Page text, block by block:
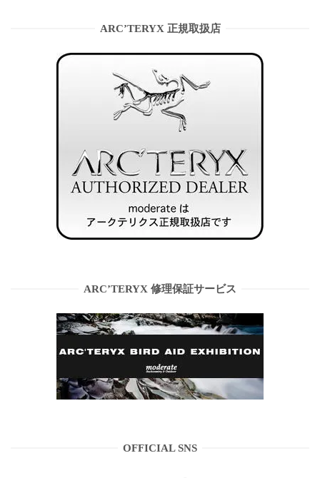
ARC’TERYX 正規取扱店
ARC’TERYX 修理保証サービス
OFFICIAL SNS